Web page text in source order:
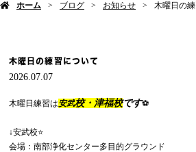
ホーム ブログ お知らせ 木曜日の
木曜日の練習について
2026.07.07
木曜日練習は安武校・津福校です⚽️
↓安武校⭐️
会場：南部浄化センター多目的グラウンド